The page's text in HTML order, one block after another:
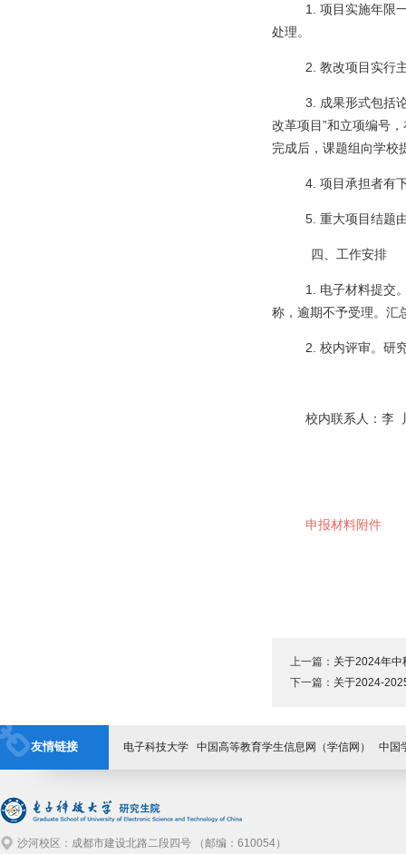
1. 项目实施年限
处理。
2. 教改项目实行
3. 成果形式包括
改革项目”和立项编号
完成后，课题组向学校
4. 项目承担者有
5. 重大项目结题
四、工作安排
1. 电子材料提交
称，逾期不予受理。汇
2. 校内评审。研
校内联系人：李
申报材料附件
上一篇： 关于2024年中
下一篇： 关于2024-
友情链接 电子科技大学 中国高等教育学生信息网（学信网） 中国
沙河校区：成都市建设北路二段四号 （邮编：610054）